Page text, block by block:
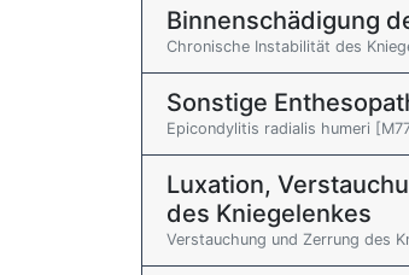
Binnenschädigung
Chronische Instabilität des
Sonstige
Epicondylitis radialis humeri
Luxation,
des Kniegelenkes
Verstauchung und Zerrung des